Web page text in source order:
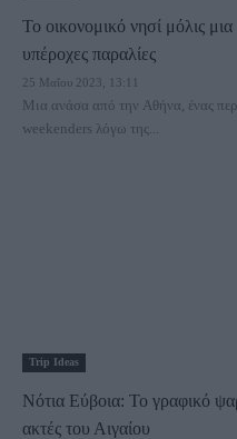
Το οικονομικό νησί μόλις
υπέροχες παραλίες
25 Μαΐου 2023, 13:11
Μια ανάσα από την Αθήνα, ένας
weekenders λόγω της...
Trip Ideas
Νότια Εύβοια: Το γραφικό
ακτές του Αιγαίου